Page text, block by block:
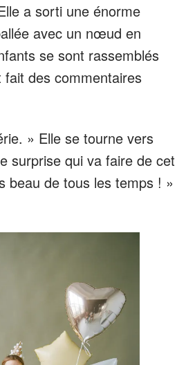
a sorti une énorme
avec un nœud en
se sont rassemblés
des commentaires
» Elle se tourne vers
surprise qui va faire de cet
beau de tous les temps ! »